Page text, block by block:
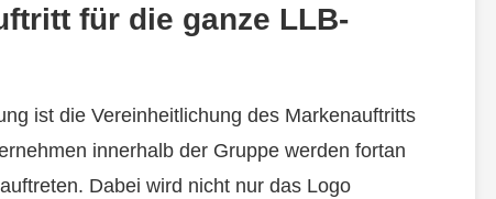
für die ganze LLB-
ist die Vereinheitlichung des Markenauftritts
innerhalb der Gruppe werden fortan
Dabei wird nicht nur das Logo